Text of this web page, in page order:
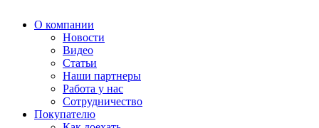
О компании
Новости
Видео
Статьи
Наши партнеры
Работа у нас
Сотрудничество
Покупателю